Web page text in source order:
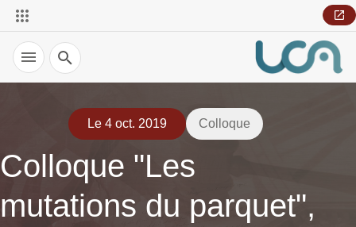
Recherche
Le 4 oct. 2019 Colloque
Colloque "Les
mutations du parquet",